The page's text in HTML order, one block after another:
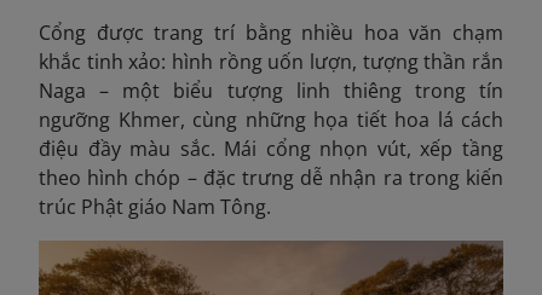
Cổng được trang trí bằng nhiều hoa văn chạm
khắc tinh xảo: hình rồng uốn lượn, tượng thần rắn
Naga – một biểu tượng linh thiêng trong tín
ngưỡng Khmer, cùng những họa tiết hoa lá cách
điệu đầy màu sắc. Mái cổng nhọn vút, xếp tầng
theo hình chóp – đặc trưng dễ nhận ra trong kiến
trúc Phật giáo Nam Tông.